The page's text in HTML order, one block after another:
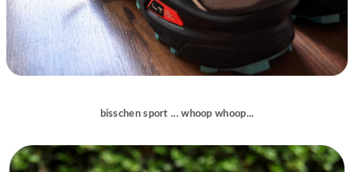
bisschen sport ... whoop whoop...